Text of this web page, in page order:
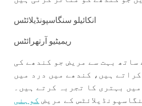
انکائیلو سنگاسپونڈیلائٹس
ریمیٹیو آرتھرائٹس
ساتھ بہت سے مریض جو کندھے کی
ہیں، کندھے میں درد میں
بہتری کا تجربہ کرتے ہیں۔
کے مریض کوہنی